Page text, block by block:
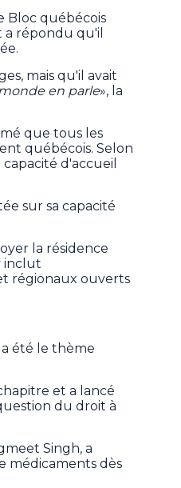
Bloc québécois
a répondu qu'il
mais qu'il avait
en parle», la
que tous les
québécois. Selon
d'accueil
sur sa capacité
la résidence
inclut
régionaux ouverts
été le thème
et a lancé
du droit à
Singh, a
médicaments dès